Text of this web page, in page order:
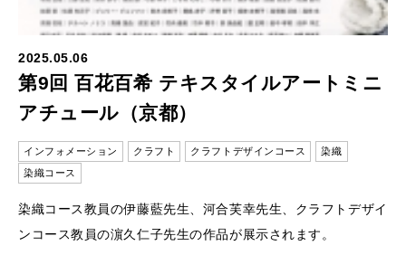
2025.05.06
第9回 百花百希 テキスタイルアートミニ
アチュール（京都）
インフォメーション クラフト クラフトデザインコース
染織
染織コース
染織コース教員の伊藤藍先生、河合芙幸先生、クラフトデザイ
ンコース教員の濵久仁子先生の作品が展示されます。